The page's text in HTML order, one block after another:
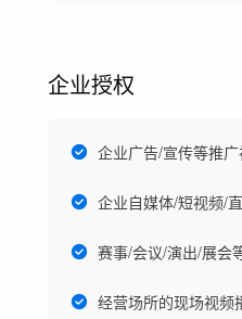
企业授权
企业广告/宣传等推
企业自媒体/短视频/
赛事/会议/演出/展会
经营场所的现场视频